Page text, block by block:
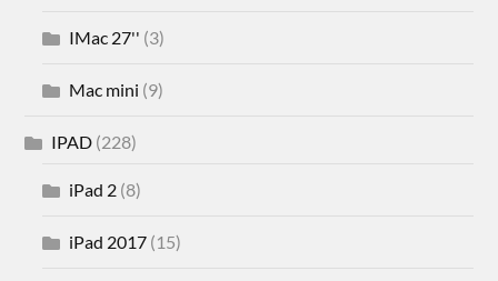
IMac 27'' (3)
Mac mini (9)
IPAD (228)
iPad 2 (8)
iPad 2017 (15)